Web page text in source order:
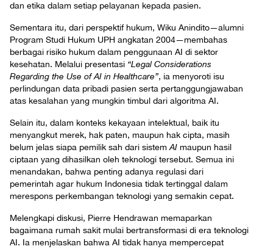
dan etika dalam setiap pelayanan kepada pasien.
Sementara itu, dari perspektif hukum, Wiku Anindito—alumni
Program Studi Hukum UPH angkatan 2004—membahas
berbagai risiko hukum dalam penggunaan AI di sektor
kesehatan. Melalui presentasi “Legal Considerations
Regarding the Use of AI in Healthcare”, ia menyoroti isu
perlindungan data pribadi pasien serta pertanggungjawaban
atas kesalahan yang mungkin timbul dari algoritma AI.
Selain itu, dalam konteks kekayaan intelektual, baik itu
menyangkut merek, hak paten, maupun hak cipta, masih
belum jelas siapa pemilik sah dari sistem AI maupun hasil
ciptaan yang dihasilkan oleh teknologi tersebut. Semua ini
menandakan, bahwa penting adanya regulasi dari
pemerintah agar hukum Indonesia tidak tertinggal dalam
merespons perkembangan teknologi yang semakin cepat.
Melengkapi diskusi, Pierre Hendrawan memaparkan
bagaimana rumah sakit mulai bertransformasi di era teknologi
AI. Ia menjelaskan bahwa AI tidak hanya mempercepat